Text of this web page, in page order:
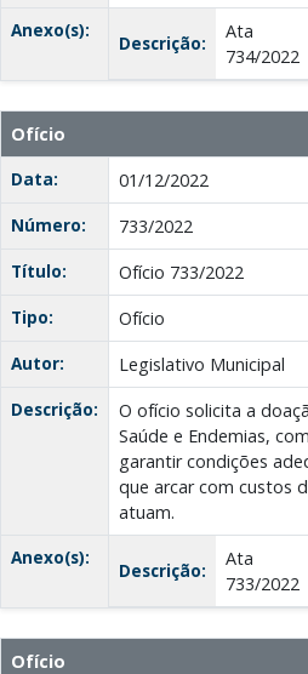
Anexo(s):
Descrição:
Ata
734/2022
Ofício
Data:
01/12/2022
Número:
733/2022
Título:
Ofício 733/2022
Tipo:
Ofício
Autor:
Legislativo Municipal
Descrição:
O ofício solicita a
Saúde e Endemias,
garantir condições
que arcar com custos
atuam.
Anexo(s):
Descrição:
Ata
733/2022
Ofício